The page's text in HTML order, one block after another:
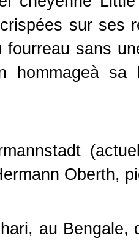
sur ses
fourreau sans
hommageà
Oberth,
au